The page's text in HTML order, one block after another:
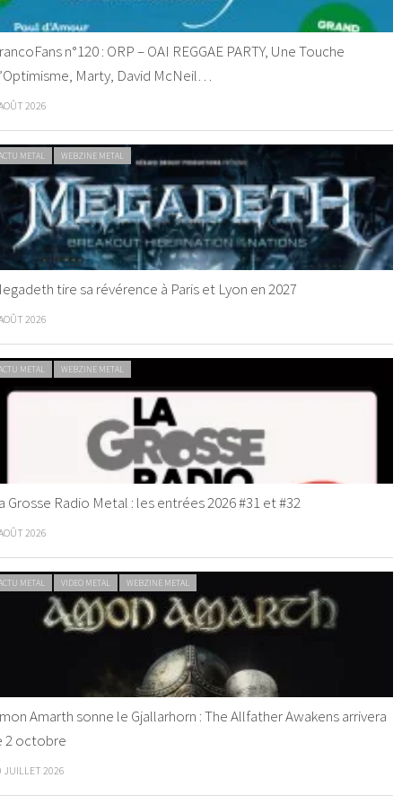
n°120 : ORP – OAI REGGAE PARTY, Une Touche
Marty, David McNeil…
2026
METAL WEBZINE METAL
tire sa révérence à Paris et Lyon en 2027
2026
METAL WEBZINE METAL
Grosse Radio Metal : les entrées 2026 #31 et #32
2026
METAL VIDEO METAL WEBZINE METAL
Amarth sonne le Gjallarhorn : The Allfather Awakens arrivera
2 octobre
JUILLET 2026